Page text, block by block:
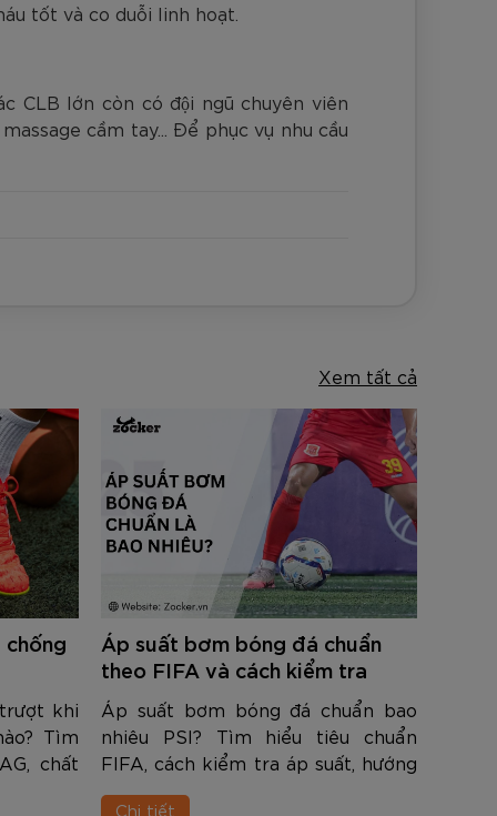
tốt và co duỗi linh hoạt.
CLB lớn còn có đội ngũ chuyên viên
cầm tay... Để phục vụ nhu cầu
Xem tất cả
khi
Tìm
chất
Áp suất bơm bóng đá chuẩn
theo FIFA và cách kiểm tra
chính xác
Áp suất bơm bóng đá chuẩn bao
nhiêu PSI? Tìm hiểu tiêu chuẩn
FIFA, cách kiểm tra áp suất, hướng
dẫn bơm bóng đúng kỹ thuật và
Chi tiết